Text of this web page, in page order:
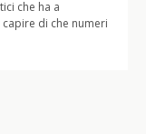
che ha a
di che numeri